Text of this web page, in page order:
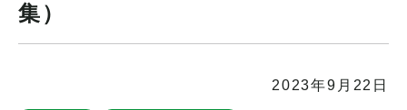
集）
2023年9月22日